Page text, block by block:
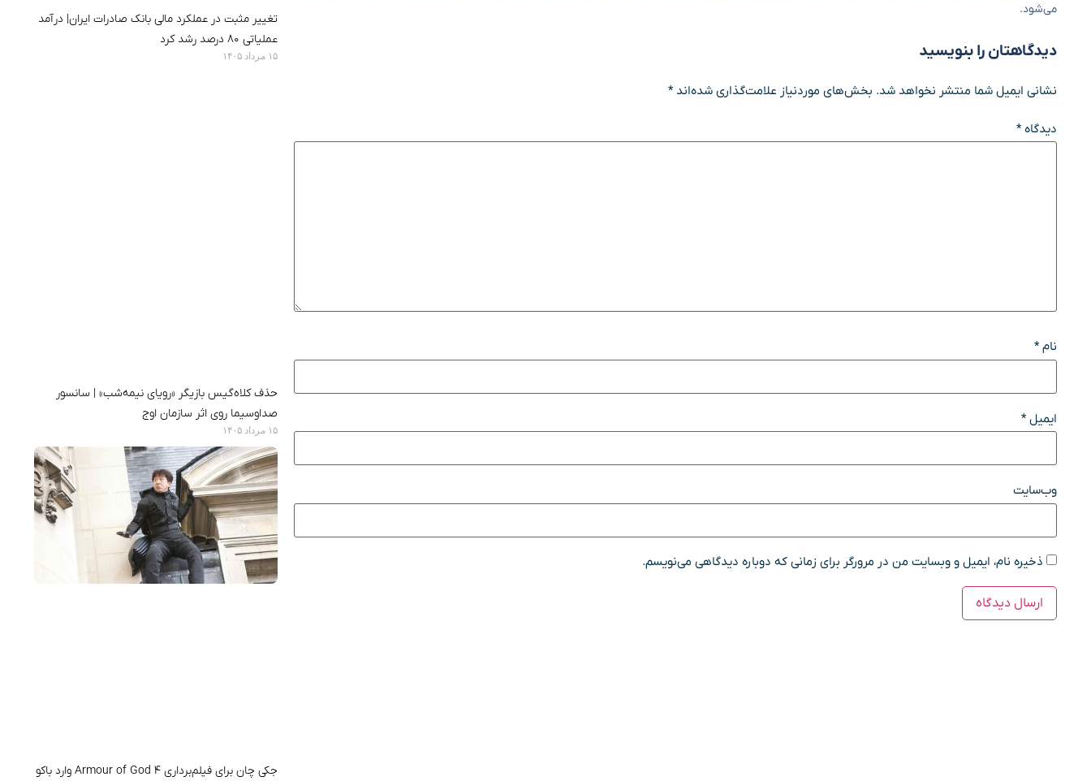
می‌شود.
دیدگاهتان را بنویسید
نشانی ایمیل شما منتشر نخواهد شد. بخش‌های موردنیاز علامت‌گذاری شده‌اند*
دیدگاه*
نام*
ایمیل*
وب‌سایت
ذخیره نام، ایمیل و وبسایت من در مرورگر برای زمانی که دوباره دیدگاهی می‌نویسم.
تغییر مثبت در عملکرد مالی بانک صادرات ایران| درآمد
عملیاتی ۸۰ درصد رشد کرد
۱۵ مرداد ۱۴۰۵
حذف کلاه‌گیس بازیگر «رویای نیمه‌شب» | سانسور
صداوسیما روی اثر سازمان اوج
۱۵ مرداد ۱۴۰۵
جکی چان برای فیلم‌برداری Armour of God 4 وارد باکو